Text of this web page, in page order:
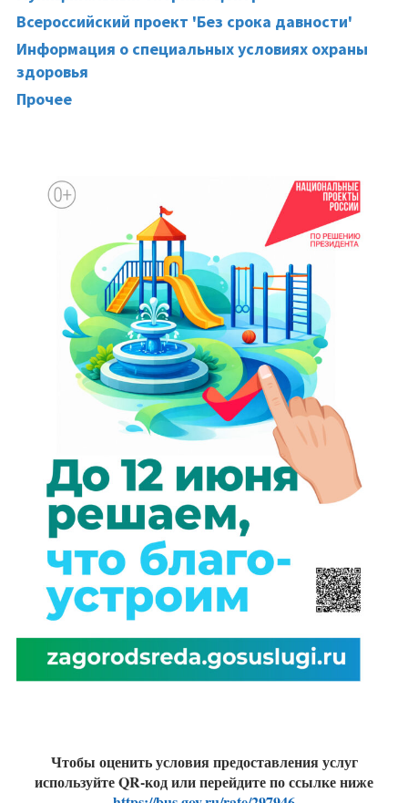
Всероссийский проект 'Без срока давности'
Информация о специальных условиях охраны
здоровья
Прочее
Чтобы оценить условия предоставления услуг
используйте QR-код или перейдите по ссылке ниже